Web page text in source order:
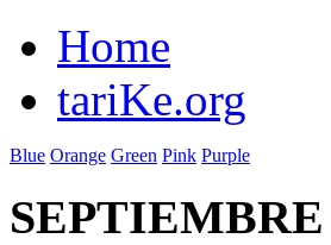
Home
tariKe.org
Blue Orange Green Pink Purple
SEPTIEMBRE